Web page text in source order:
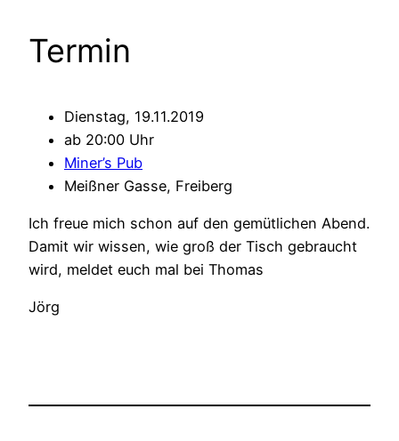
Termin
Dienstag, 19.11.2019
ab 20:00 Uhr
Miner’s Pub
Meißner Gasse, Freiberg
Ich freue mich schon auf den gemütlichen Abend.
Damit wir wissen, wie groß der Tisch gebraucht
wird, meldet euch mal bei Thomas
Jörg